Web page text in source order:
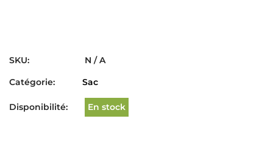
SKU:
N / A
Catégorie:
Sac
Disponibilité: En stock